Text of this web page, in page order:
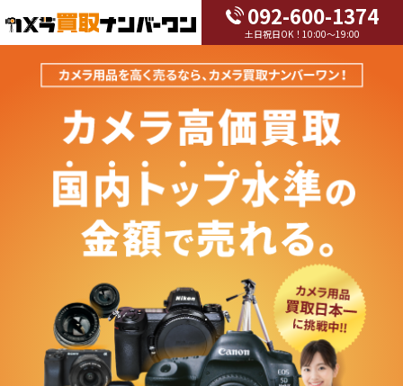
092-600-1374
土日祝日OK！10:00～19:00